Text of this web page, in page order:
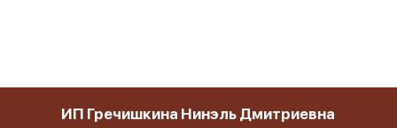
ИП Гречишкина Нинэль Дмитриевна